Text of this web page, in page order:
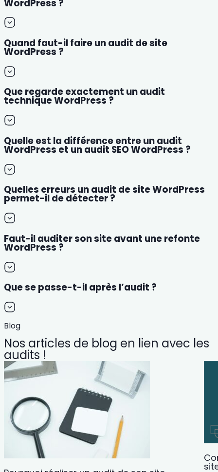
WordPress ?
Quand faut-il faire un audit de site
WordPress ?
Que regarde exactement un audit
technique WordPress ?
Quelle est la différence entre un audit
WordPress et un audit SEO WordPress ?
Quelles erreurs un audit de site WordPress
permet-il de détecter ?
Faut-il auditer son site avant une refonte
WordPress ?
Que se passe-t-il après l’audit ?
Blog
Nos articles de blog en lien avec les
audits !